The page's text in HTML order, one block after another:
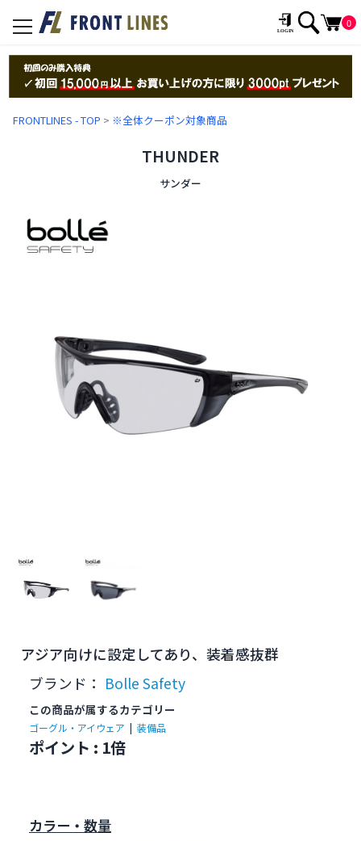
toggle
navigation
0
FRONTLINES - TOP > ※全体クーポン対象商品
THUNDER
サンダー
アジア向けに設定してあり、装着感抜群
ブランド： Bolle Safety
この商品が属するカテゴリー
ゴーグル・アイウェア | 装備品
ポイント : 1倍
カラー・数量